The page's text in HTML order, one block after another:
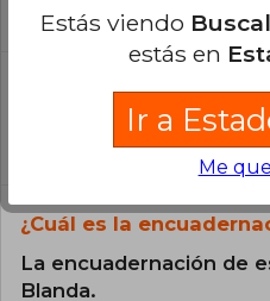
catálogo son Originales.
El libro está escrito en
¿Cuál es la
La encuadernación de
Blanda.
Estás viendo
estás en
Ir a
Me